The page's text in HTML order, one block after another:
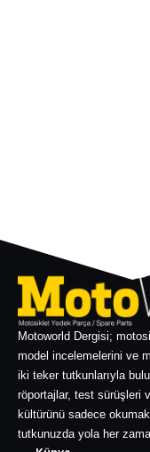
Motoworld Dergisi;
model incelemelerini ve
iki teker tutkunlarıyla
röportajlar, test sürüşleri
kültürünü sadece
tutkunuzda yola her